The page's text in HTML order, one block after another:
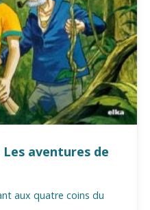
aventures de
aux quatre coins du